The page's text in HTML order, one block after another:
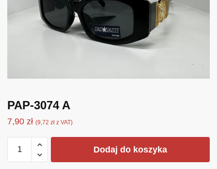
PAP-3074 A
7,90 zł (9,72 zł z VAT)
PAP-
Dodaj do koszyka